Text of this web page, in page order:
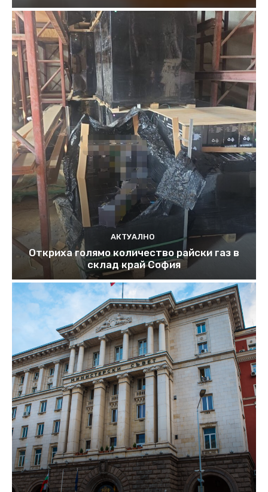
АКТУАЛНО
Откриха голямо количество райски газ в
склад край София